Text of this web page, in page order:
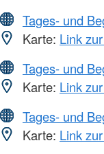
Tages- und
Karte: Link
Tages- und
Karte: Link
Tages- und
Karte: Link